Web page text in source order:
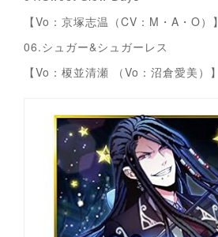
【Vo：京塚志温（CV：M・A・O）】
06.シュガー&シュガーレス
【Vo：榎並清瀬 （Vo：沼倉愛美）】